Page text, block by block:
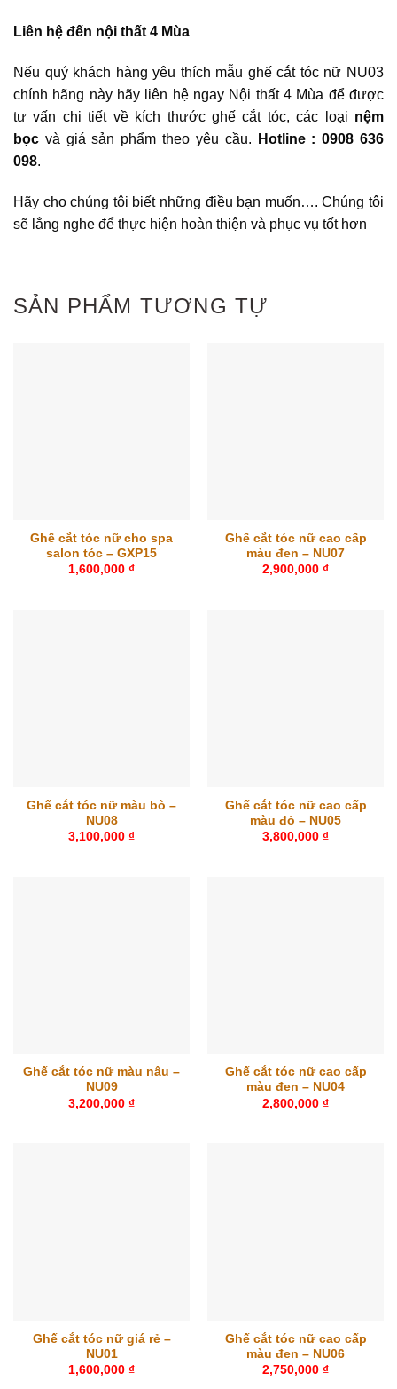
Liên hệ đến nội thất 4 Mùa
Nếu quý khách hàng yêu thích mẫu ghế cắt tóc nữ NU03
chính hãng này hãy liên hệ ngay Nội thất 4 Mùa để được
tư vấn chi tiết về kích thước ghế cắt tóc, các loại nệm
bọc và giá sản phẩm theo yêu cầu.
Hotline : 0908 636
098.
Hãy cho chúng tôi biết những điều bạn muốn…. Chúng tôi
sẽ lắng nghe để thực hiện hoàn thiện và phục vụ tốt hơn
SẢN PHẨM TƯƠNG TỰ
Ghế cắt tóc nữ cho spa
salon tóc – GXP15
1,600,000 ₫
Ghế cắt tóc nữ cao cấp
màu đen – NU07
2,900,000 ₫
Ghế cắt tóc nữ màu bò –
NU08
3,100,000 ₫
Ghế cắt tóc nữ cao cấp
màu đỏ – NU05
3,800,000 ₫
Ghế cắt tóc nữ màu nâu –
NU09
3,200,000 ₫
Ghế cắt tóc nữ cao cấp
màu đen – NU04
2,800,000 ₫
Ghế cắt tóc nữ giá rẻ –
NU01
1,600,000 ₫
Ghế cắt tóc nữ cao cấp
màu đen – NU06
2,750,000 ₫